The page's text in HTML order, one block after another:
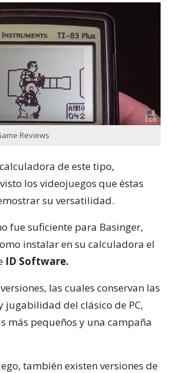
Reviews
de este tipo,
los videojuegos que éstas
su versatilidad.
fue suficiente para Basinger,
instalar en su calculadora el
ID Software.
las cuales conservan las
jugabilidad del clásico de PC,
más pequeños y una campaña
también existen versiones de